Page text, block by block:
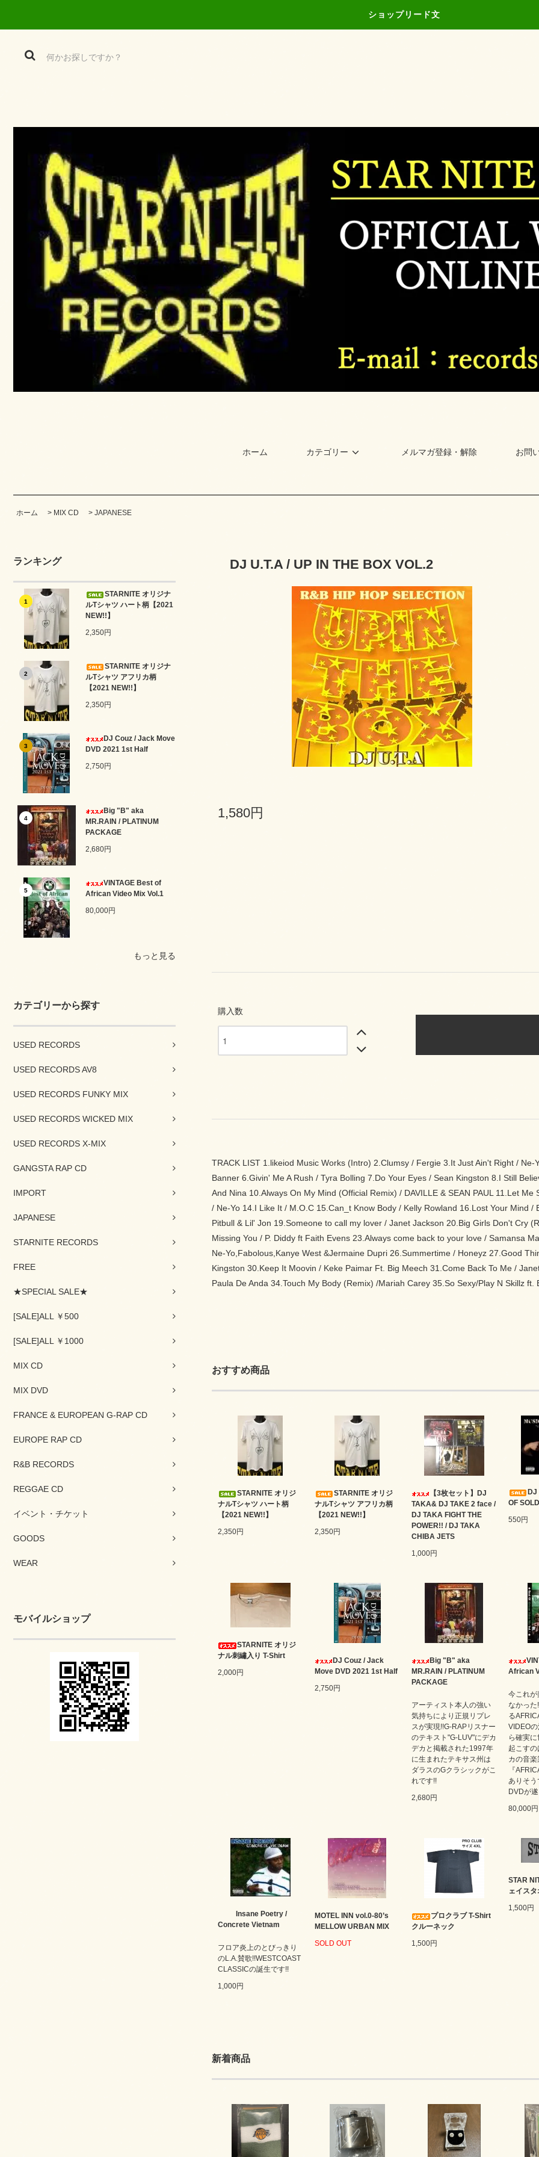
ショップリード文
ホーム カテゴリー メルマガ登録・解除 お問
ホーム > MIX CD > JAPANESE
ランキング
1
STARNITE オリジナ
ルTシャツ ハート柄【2021
NEW!!】
2,350円
2
STARNITE オリジナ
ルTシャツ アフリカ柄
【2021 NEW!!】
2,350円
3
DJ Couz / Jack Move
DVD 2021 1st Half
2,750円
4
Big "B" aka
MR.RAIN / PLATINUM
PACKAGE
2,680円
5
VINTAGE Best of
African Video Mix Vol.1
80,000円
もっと見る
カテゴリーから探す
USED RECORDS
USED RECORDS AV8
USED RECORDS FUNKY MIX
USED RECORDS WICKED MIX
USED RECORDS X-MIX
GANGSTA RAP CD
IMPORT
JAPANESE
STARNITE RECORDS
FREE
★SPECIAL SALE★
[SALE]ALL ￥500
[SALE]ALL ￥1000
MIX CD
MIX DVD
FRANCE & EUROPEAN G-RAP CD
EUROPE RAP CD
R&B RECORDS
REGGAE CD
イベント・チケット
GOODS
WEAR
モバイルショップ
DJ U.T.A / UP IN THE BOX VOL.2
1,580円
購入数
TRACK LIST 1.likeiod Music Works (Intro) 2.Clumsy / Fergie 3.It Just Ain't Right /
Banner 6.Givin' Me A Rush / Tyra Bolling 7.Do Your Eyes / Sean Kingston 8.I Still
And Nina 10.Always On My Mind (Official Remix) / DAVILLE & SEAN PAUL 11.Let
/ Ne-Yo 14.I Like It / M.O.C 15.Can_t Know Body / Kelly Rowland 16.Lost Your Mind
Pitbull & Lil' Jon 19.Someone to call my lover / Janet Jackson 20.Big Girls Don't Cry
Missing You / P. Diddy ft Faith Evens 23.Always come back to your love / Samansa
Ne-Yo,Fabolous,Kanye West &Jermaine Dupri 26.Summertime / Honeyz 27.Good
Kingston 30.Keep It Moovin / Keke Paimar Ft. Big Meech 31.Come Back To Me /
Paula De Anda 34.Touch My Body (Remix) /Mariah Carey 35.So Sexy/Play N Skillz
おすすめ商品
STARNITE オリジ
ナルTシャツ ハート柄
【2021 NEW!!】
2,350円
STARNITE オリジ
ナルTシャツ アフリカ柄
【2021 NEW!!】
2,350円
【3枚セット】DJ
TAKA& DJ TAKE 2 face /
DJ TAKA FIGHT THE
POWER!! / DJ TAKA
CHIBA JETS
1,000円
DJ
OF
550円
STARNITE オリジ
ナル刺繡入り T-Shirt
2,000円
DJ Couz / Jack
Move DVD 2021 1st Half
2,750円
Big "B" aka
MR.RAIN / PLATINUM
PACKAGE
アーティスト本人の強い
気持ちにより正規リプレ
スが実現!!G-RAPリスナー
のテキスト"G-LUV"にデカ
デカと掲載された1997年
に生まれたテキサス州は
ダラスのGクラシックがこ
れです!!
2,680円
African
今これが
なかった
る
VIDEO
ら確実
起こす
カの音
『
ありそう
DVDが
80,000円
Insane Poetry /
Concrete Vietnam
フロア炎上のとびっきり
のL.A.賛歌!!WESTCOAST
CLASSICの誕生です!!
1,000円
MOTEL INN vol.0-80’s
MELLOW URBAN MIX
SOLD OUT
プロクラブ T-Shirt
クルーネック
1,500円
STAR
ェイス
1,500円
新着商品